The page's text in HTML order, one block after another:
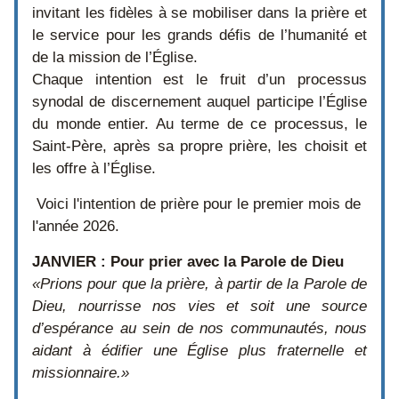
invitant les fidèles à se mobiliser dans la prière et
le service pour les grands défis de l’humanité et
de la mission de l’Église.
Chaque intention est le fruit d’un processus
synodal de discernement auquel participe l’Église
du monde entier. Au terme de ce processus, le
Saint-Père, après sa propre prière, les choisit et
les offre à l’Église.
Voici l'intention de prière pour le premier mois de
l'année 2026.
JANVIER : Pour prier avec la Parole de Dieu
«Prions pour que la prière, à partir de la Parole de
Dieu, nourrisse nos vies et soit une source
d’espérance au sein de nos communautés, nous
aidant à édifier une Église plus fraternelle et
missionnaire.»